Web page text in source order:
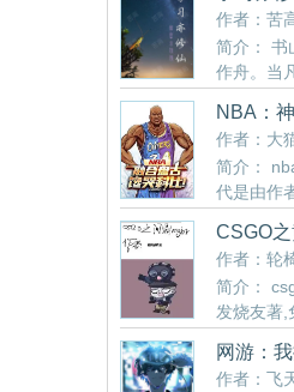
作者：苦
简介： 书
作舟。当
跃成为学习者，而学习
效果，又有人根据灵
饱和，小学境界；饱和
界。屈曲迈入学习大
化，数学宗，联考，外
乎都与他有着莫名的关
了。”
NBA：
小球时代
作者：大
简介：
代是由作
nba：神级中锋，镇压
节在线阅读。CSGO
作者：轮
简介：
发烧友著,
新清爽干净的文字章节
网游：
击手
作者：飞